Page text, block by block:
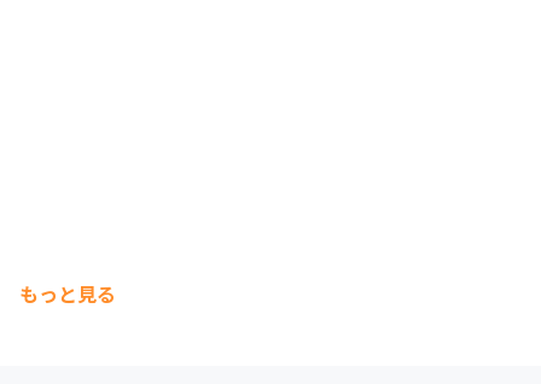
もっと見る